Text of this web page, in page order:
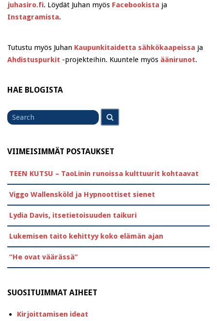
juhasiro.fi. Löydät Juhan myös Facebookista ja
Instagramista.
Tutustu myös Juhan Kaupunkitaidetta sähkökaapeissa ja
Ahdistuspurkit -projekteihin. Kuuntele myös äänirunot.
HAE BLOGISTA
Search
for
VIIMEISIMMÄT POSTAUKSET
TEEN KUTSU – TaoLinin runoissa kulttuurit kohtaavat
Viggo Wallensköld ja Hypnoottiset sienet
Lydia Davis, itsetietoisuuden taikuri
Lukemisen taito kehittyy koko elämän ajan
”He ovat väärässä”
SUOSITUIMMAT AIHEET
Kirjoittamisen ideat